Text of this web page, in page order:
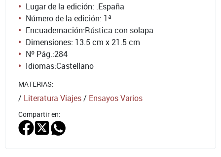
Lugar de la edición: .España
Número de la edición: 1ª
Encuadernación:Rústica con solapa
Dimensiones: 13.5 cm x 21.5 cm
Nº Pág.:284
Idiomas:Castellano
MATERIAS:
/ Literatura Viajes/ Ensayos Varios
Compartir en: